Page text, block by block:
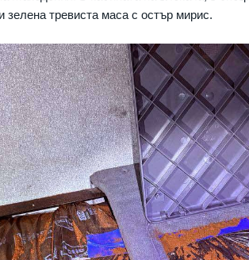
тревиста маса с остър мирис.
Божанов от ДБ:
да се създаде
за киберсигурност
07.08.2026г.
археологическите
на селищната могила
край Кортен
07.08.2026г.